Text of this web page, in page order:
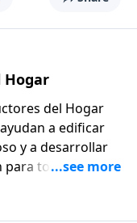
Hogar
del Hogar
a edificar
y a desarrollar
toda la vida.
de grupos